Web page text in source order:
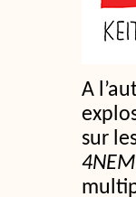
A
sur
4NEM